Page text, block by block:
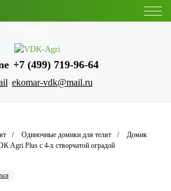
+7 (499) 719-96-64
ekomar-vdk@mail.ru
Одиночные домики для телят
Домик
Agri Plus c 4-х створчатой оградой